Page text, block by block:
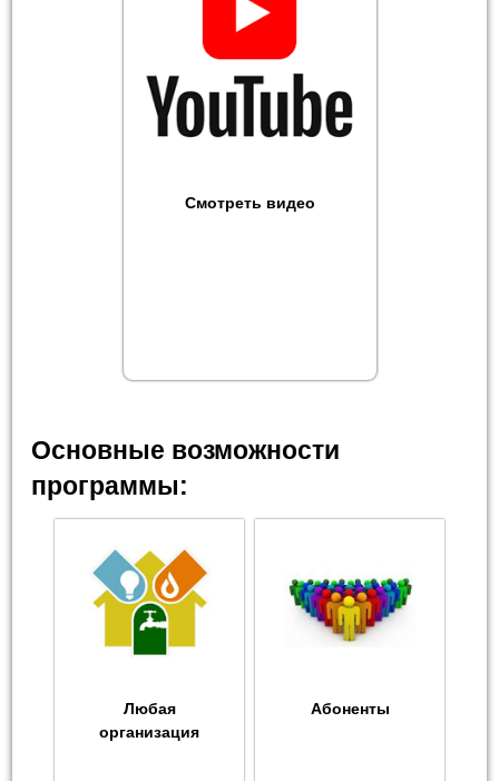
Смотреть видео
Основные возможности
программы:
Любая
организация
Абоненты